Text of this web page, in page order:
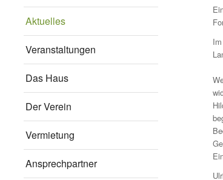
Aktuelles
Veranstaltungen
Das Haus
Der Verein
Vermietung
Ansprechpartner